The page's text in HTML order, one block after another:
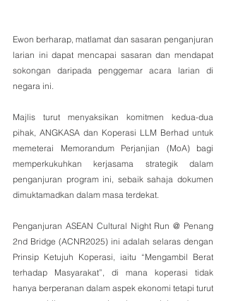
Ewon berharap, matlamat dan sasaran penganjuran
larian ini dapat mencapai sasaran dan mendapat
sokongan daripada penggemar acara larian di
negara ini.
Majlis turut menyaksikan komitmen kedua-dua
pihak, ANGKASA dan Koperasi LLM Berhad untuk
memeterai Memorandum Perjanjian (MoA) bagi
memperkukuhkan kerjasama strategik dalam
penganjuran program ini, sebaik sahaja dokumen
dimuktamadkan dalam masa terdekat.
Penganjuran ASEAN Cultural Night Run @ Penang
2nd Bridge (ACNR2025) ini adalah selaras dengan
Prinsip Ketujuh Koperasi, iaitu “Mengambil Berat
terhadap Masyarakat”, di mana koperasi tidak
hanya berperanan dalam aspek ekonomi tetapi turut